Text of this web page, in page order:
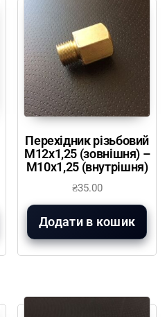
Перехідник різьбовий
М12х1,25 (зовнішня) –
М10х1,25 (внутрішня)
₴35.00
Додати в кошик